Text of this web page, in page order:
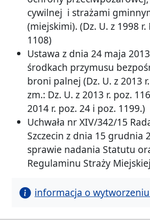
cywilnej i strażami
(miejskimi). (Dz. U. z 1998
1108)
Ustawa z dnia 24 maja
środkach przymusu
broni palnej (Dz. U. z 2013
zm.: Dz. U. z 2013 r. poz.
2014 r. poz. 24 i poz. 1199.)
Uchwała nr XIV/342/15
Szczecin z dnia 15 grudnia
sprawie nadania Statutu
Regulaminu Straży
informacja o